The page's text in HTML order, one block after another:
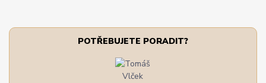
POTŘEBUJETE PORADIT?